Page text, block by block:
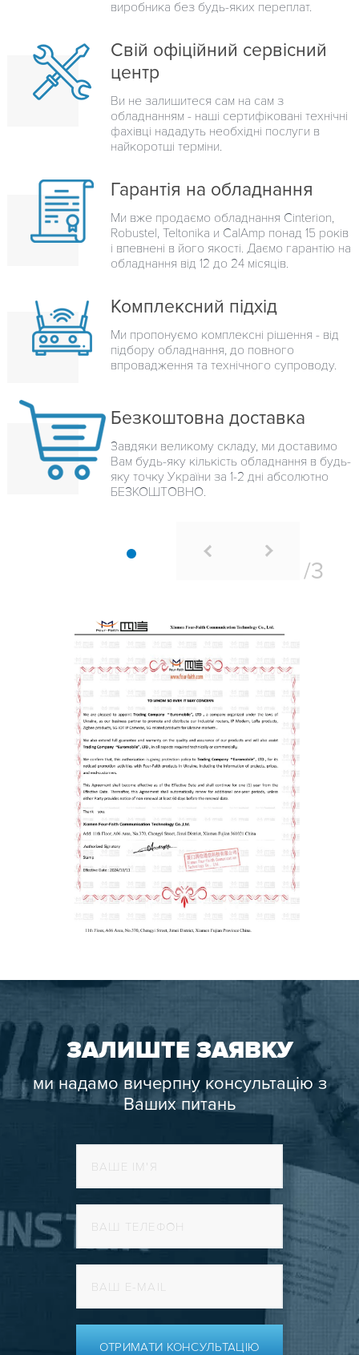
виробника без будь-яких переплат.
Свій офіційний сервісний
центр
Ви не залишитеся сам на сам з
обладнанням - наші сертифіковані технічні
фахівці нададуть необхідні послуги в
найкоротші терміни.
Гарантія на обладнання
Ми вже продаємо обладнання Cinterion,
Robustel, Teltonika и CalAmp понад 15 років
і впевнені в його якості. Даємо гарантію на
обладнання від 12 до 24 місяців.
Комплексний підхід
Ми пропонуємо комплексні рішення - від
підбору обладнання, до повного
впровадження та технічного супроводу.
Безкоштовна доставка
Завдяки великому складу, ми доставимо
Вам будь-яку кількість обладнання в будь-
яку точку України за 1-2 дні абсолютно
БЕЗКОШТОВНО.
ЗАЛИШТЕ ЗАЯВКУ
ми надамо вичерпну консультацію з
Ваших питань
ОТРИМАТИ КОНСУЛЬТАЦІЮ